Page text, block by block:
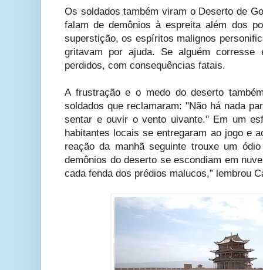
Os soldados também viram o Deserto de
falam de demônios à espreita além dos
superstição, os espíritos malignos
gritavam por ajuda. Se alguém
perdidos, com consequências fatais.
A frustração e o medo do deserto
soldados que reclamaram: "Não há nada
sentar e ouvir o vento uivante." Em um
habitantes locais se entregaram ao jogo e
reação da manhã seguinte trouxe um
demônios do deserto se escondiam em
cada fenda dos prédios malucos,” lembrou